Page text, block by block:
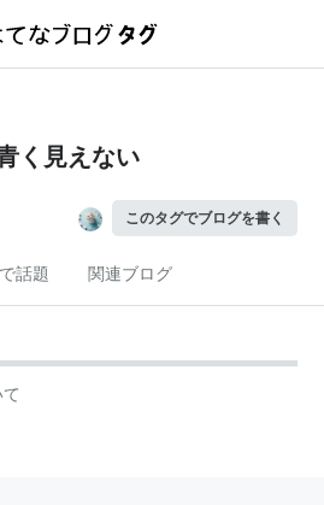
く見えない
このタグでブログを書く
話題 関連ブログ